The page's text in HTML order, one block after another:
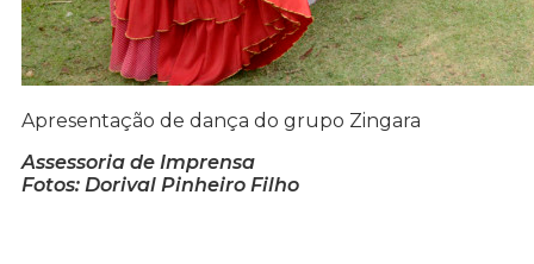
Apresentação de dança do grupo Zingara
Assessoria de Imprensa
Fotos: Dorival Pinheiro Filho